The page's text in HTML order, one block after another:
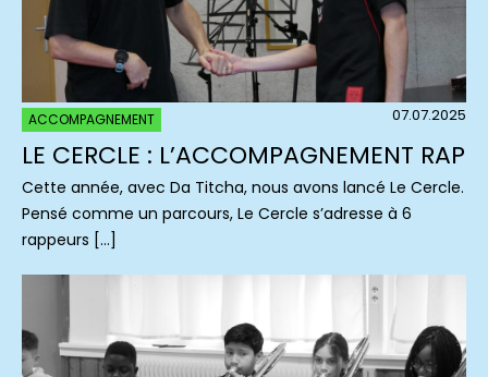
ACCOMPAGNEMENT 07.07.2025
LE CERCLE : L’ACCOMPAGNEMENT RAP
Cette année, avec Da Titcha, nous avons lancé Le Cercle.
Pensé comme un parcours, Le Cercle s’adresse à 6
rappeurs […]